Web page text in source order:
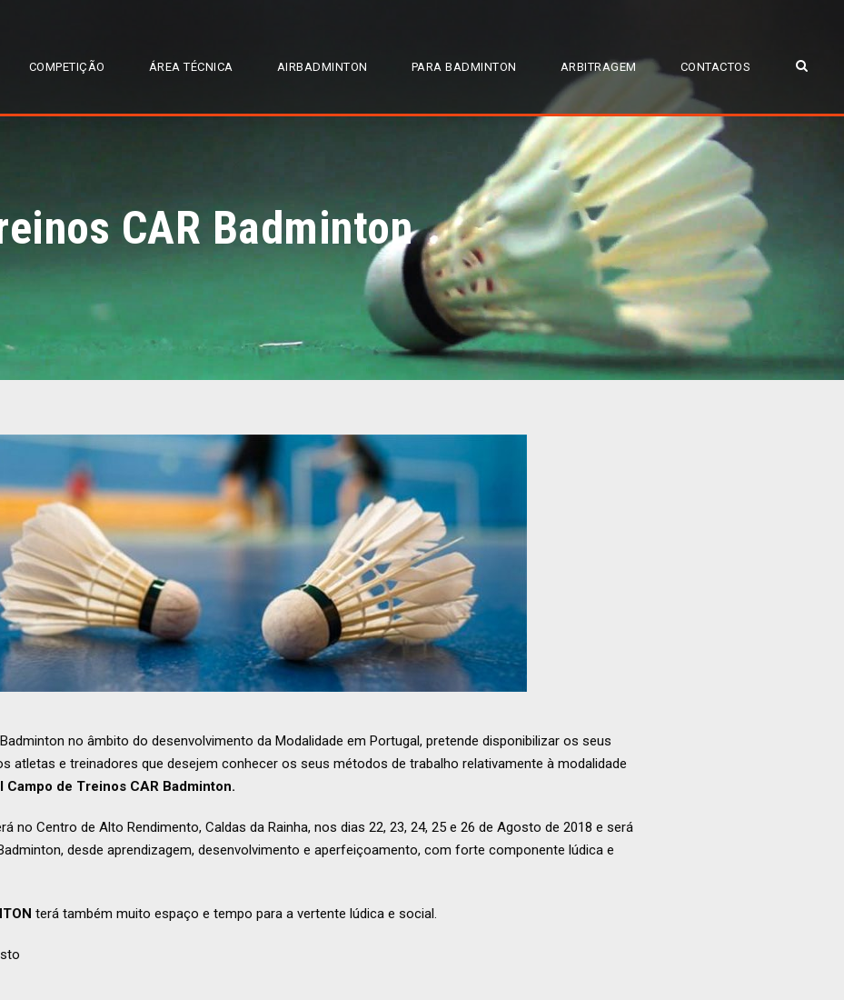
COMPETIÇÃO ÁREA TÉCNICA AIRBADMINTON PARA BADMINTON ARBITRAGEM CONTACTOS
CAR Badminton
no âmbito do desenvolvimento da Modalidade em Portugal, pretende disponibilizar os seus
atletas e treinadores que desejem conhecer os seus métodos de trabalho relativamente à modalidade
I Campo de Treinos CAR Badminton.
no Centro de Alto Rendimento, Caldas da Rainha, nos dias 22, 23, 24, 25 e 26 de Agosto de 2018 e será
desde aprendizagem, desenvolvimento e aperfeiçoamento, com forte componente lúdica e
terá também muito espaço e tempo para a vertente lúdica e social.